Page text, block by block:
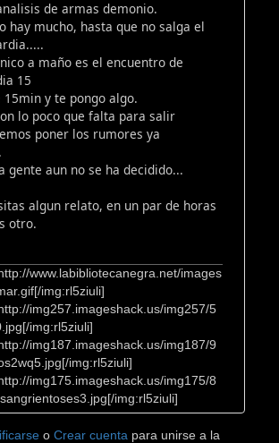
de armas demonio.
hay mucho, hasta que no salga el
a maño es el encuentro de
15
y te pongo algo.
lo poco que falta para salir
poner los rumores ya
gente aun no se ha decidido...
algun relato, en un par de horas
otro.
www.labibliotecanegra.net/images
img:rl5ziuli]
img257.imageshack.us/img257/5
img:rl5ziuli]
img187.imageshack.us/img187/9
img:rl5ziuli]
img175.imageshack.us/img175/8
img:rl5ziuli]
oCrear cuenta para unirse a la